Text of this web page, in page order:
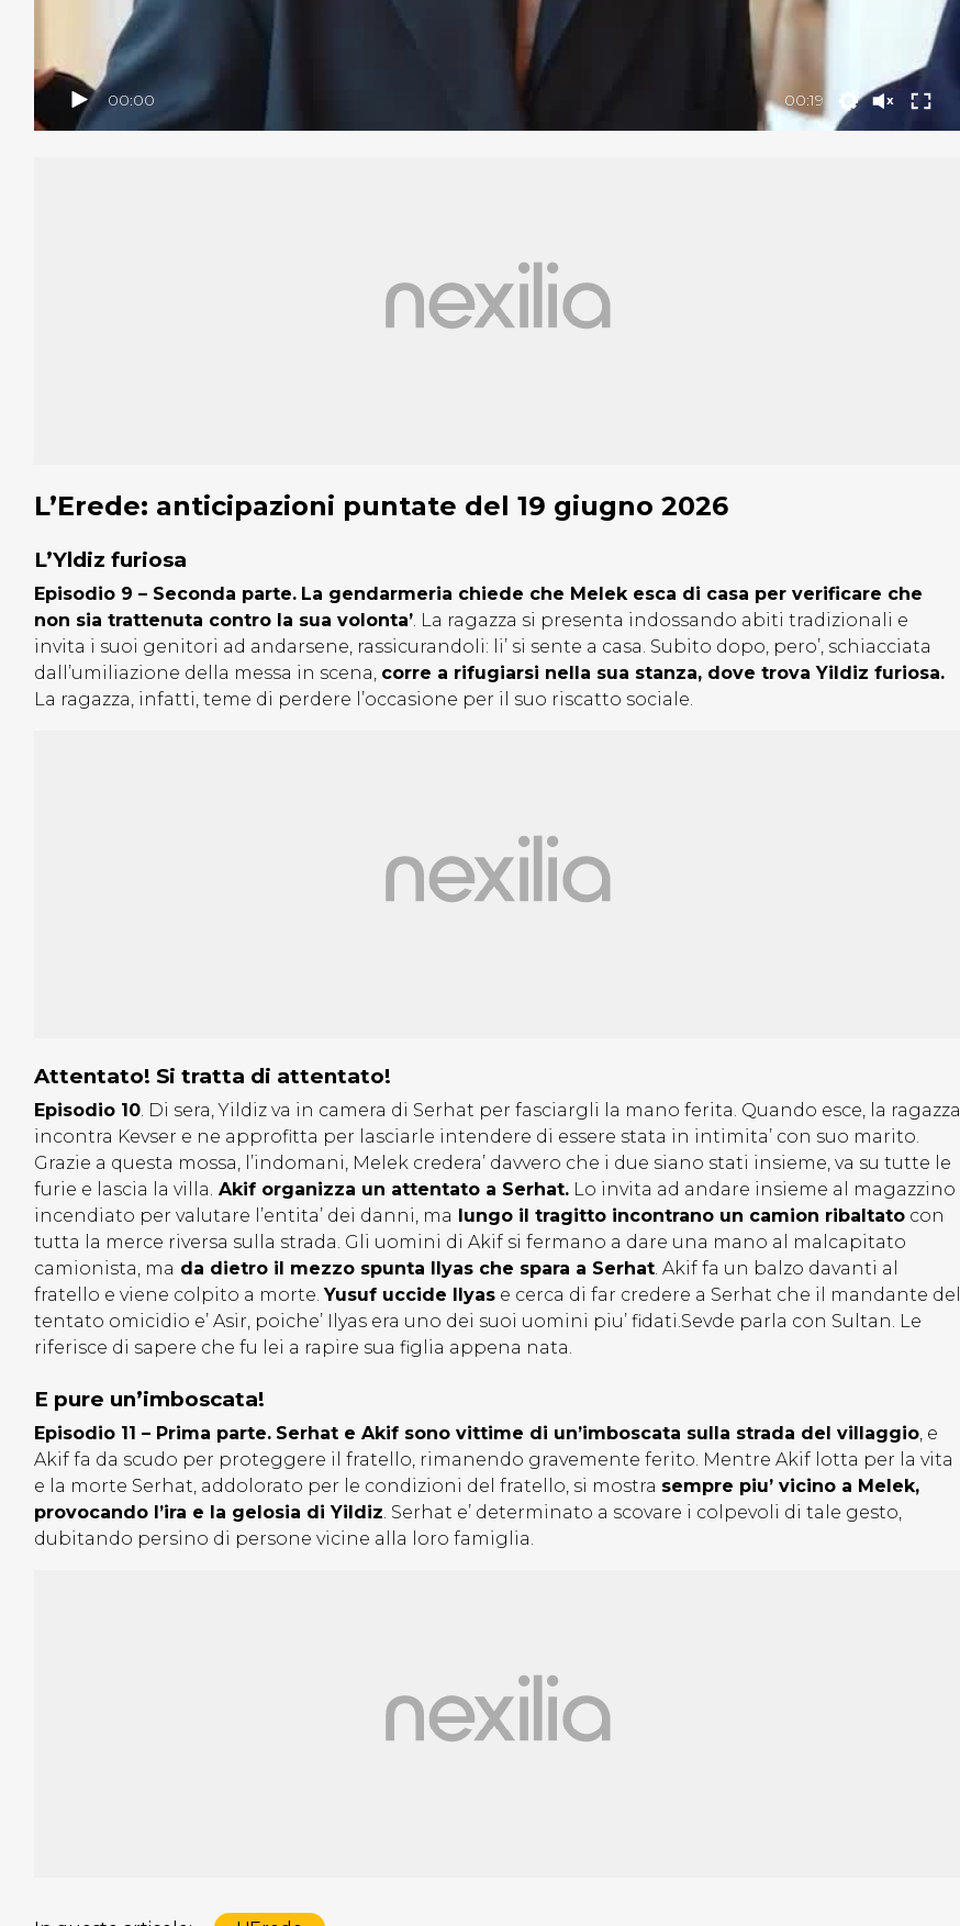
00:00 00:19
L’Erede: anticipazioni puntate del 19 giugno 2026
L’Yldiz furiosa
Episodio 9 – Seconda parte. La gendarmeria chiede che Melek esca di casa per verificare che
non sia trattenuta contro la sua volonta’ . La ragazza si presenta indossando abiti tradizionali e
invita i suoi genitori ad andarsene, rassicurandoli: li’ si sente a casa. Subito dopo, pero’, schiacciata
dall’umiliazione della messa in scena, corre a rifugiarsi nella sua stanza, dove trova Yildiz furiosa.
La ragazza, infatti, teme di perdere l’occasione per il suo riscatto sociale.
Attentato! Si tratta di attentato!
Episodio 10 . Di sera, Yildiz va in camera di Serhat per fasciargli la mano ferita. Quando esce, la ragazza
incontra Kevser e ne approfitta per lasciarle intendere di essere stata in intimita’ con suo marito.
Grazie a questa mossa, l’indomani, Melek credera’ davvero che i due siano stati insieme, va su tutte le
furie e lascia la villa. Akif organizza un attentato a Serhat. Lo invita ad andare insieme al magazzino
incendiato per valutare l’entita’ dei danni, ma lungo il tragitto incontrano un camion ribaltato con
tutta la merce riversa sulla strada. Gli uomini di Akif si fermano a dare una mano al malcapitato
camionista, ma da dietro il mezzo spunta Ilyas che spara a Serhat . Akif fa un balzo davanti al
fratello e viene colpito a morte.Yusuf uccide Ilyas e cerca di far credere a Serhat che il mandante del
tentato omicidio e’ Asir, poiche’ Ilyas era uno dei suoi uomini piu’ fidati.Sevde parla con Sultan. Le
riferisce di sapere che fu lei a rapire sua figlia appena nata.
E pure un’imboscata!
Episodio 11 – Prima parte. Serhat e Akif sono vittime di un’imboscata sulla strada del villaggio , e
Akif fa da scudo per proteggere il fratello, rimanendo gravemente ferito. Mentre Akif lotta per la vita
e la morte Serhat, addolorato per le condizioni del fratello, si mostra sempre piu’ vicino a Melek,
provocando l’ira e la gelosia di Yildiz . Serhat e’ determinato a scovare i colpevoli di tale gesto,
dubitando persino di persone vicine alla loro famiglia.